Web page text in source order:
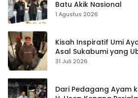
Batu Akik Nasional
1 Agustus 2026
Kisah Inspiratif Umi
Asal Sukabumi yang
Streaming
31 Juli 2026
Dari Pedagang Ayam